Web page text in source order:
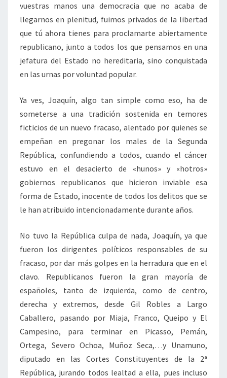
vuestras manos una democracia que no acaba de
llegarnos en plenitud, fuimos privados de la libertad
que tú ahora tienes para proclamarte abiertamente
republicano, junto a todos los que pensamos en una
jefatura del Estado no hereditaria, sino conquistada
en las urnas por voluntad popular.
Ya ves, Joaquín, algo tan simple como eso, ha de
someterse a una tradición sostenida en temores
ficticios de un nuevo fracaso, alentado por quienes se
empeñan en pregonar los males de la Segunda
República, confundiendo a todos, cuando el cáncer
estuvo en el desacierto de «hunos» y «hotros»
gobiernos republicanos que hicieron inviable esa
forma de Estado, inocente de todos los delitos que se
le han atribuido intencionadamente durante años.
No tuvo la República culpa de nada, Joaquín, ya que
fueron los dirigentes políticos responsables de su
fracaso, por dar más golpes en la herradura que en el
clavo. Republicanos fueron la gran mayoría de
españoles, tanto de izquierda, como de centro,
derecha y extremos, desde Gil Robles a Largo
Caballero, pasando por Miaja, Franco, Queipo y El
Campesino, para terminar en Picasso, Pemán,
Ortega, Severo Ochoa, Muñoz Seca,…y Unamuno,
diputado en las Cortes Constituyentes de la 2ª
República, jurando todos lealtad a ella, pues incluso